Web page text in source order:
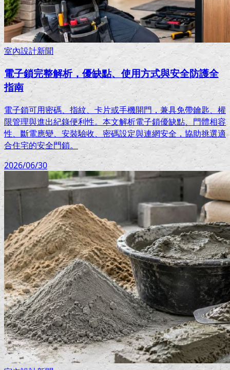
室內設計新聞
電子鎖完整解析，優缺點、使用方式與安全防護全
指南
電子鎖可用密碼、指紋、卡片或手機開門，兼具免帶鑰匙、權
限管理與進出紀錄便利性。本文解析電子鎖優缺點、門體相容
性、斷電應變、安裝驗收、密碼設定與連網安全，協助挑選適
合住宅的安全門鎖。
2026/06/30